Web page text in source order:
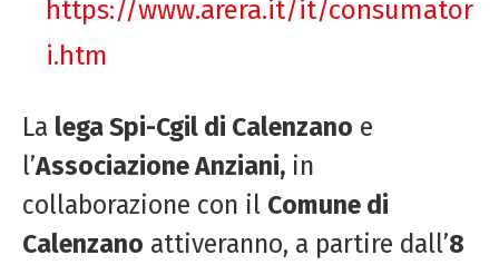
https://www.arera.it/it/consumator
i.htm
La lega Spi-Cgil di Calenzano e
l’Associazione Anziani, in
collaborazione con il Comune di
Calenzano attiveranno, a partire dall’8